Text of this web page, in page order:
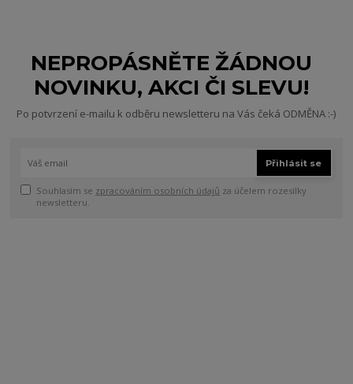
NEPROPÁSNĚTE ŽÁDNOU
NOVINKU, AKCI ČI SLEVU!
Po potvrzení e-mailu k odběru newsletteru na Vás čeká ODMĚNA :-)
Přihlásit se
Souhlasím se zpracováním osobních údajů za účelem rozesílky
newsletteru.